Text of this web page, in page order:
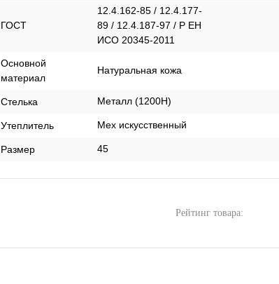
ГОСТ
12.4.162-85 / 12.4.177-
89 / 12.4.187-97 / Р ЕН
ИСО 20345-2011
Оcновной
материал
Натуральная кожа
Стелька Металл (1200Н)
Утеплитель Мех искусственный
Размер 45
Рейтинг товара: